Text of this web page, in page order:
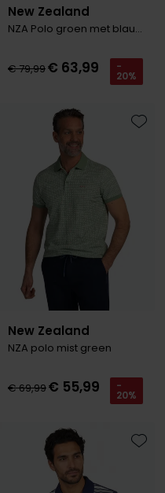
New Zealand
NZA Polo groen met blauwe bloemen
€ 79,99€ 63,99 -
20%
aan favorieten
New Zealand
NZA polo mist green
€ 69,99€ 55,99 -
20%
aan favorieten